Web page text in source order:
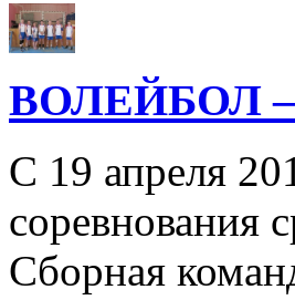
ВОЛЕЙБОЛ
С 19 апреля
соревнования
Сборная